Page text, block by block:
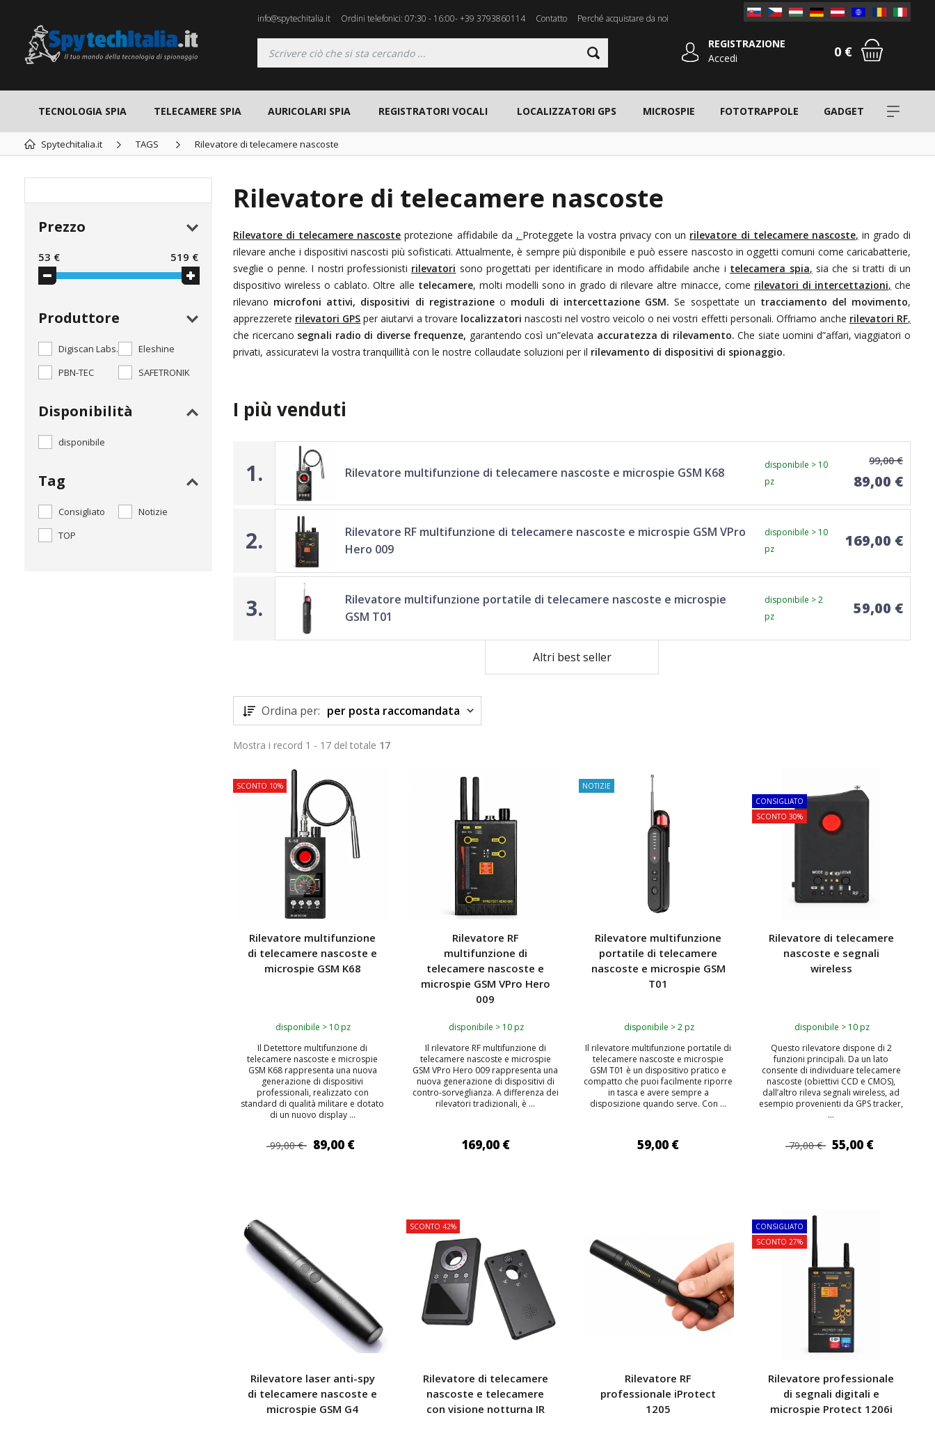
info@spytechitalia.it Ordini telefonici: 07:30 - 16:00- +39 3793860114 Contatto Perché acquistare da noi
REGISTRAZIONE
Accedi
0 €
TECNOLOGIA SPIA TELECAMERE SPIA AURICOLARI SPIA REGISTRATORI VOCALI LOCALIZZATORI GPS MICROSPIE FOTOTRAPPOLE GADGET
Spytechitalia.it TAGS Rilevatore di telecamere nascoste
Rilevatore di telecamere nascoste
Rilevatore di telecamere nascoste protezione affidabile da . Proteggete la vostra privacy con un rilevatore di telecamere nascoste, in grado di
rilevare anche i dispositivi nascosti più sofisticati. Attualmente,è sempre più disponibile e può essere nascosto in oggetti comuni come caricabatterie,
sveglie o penne. I nostri professionisti rilevatori sono progettati per identificare in modo affidabile anche i telecamera spia, sia che si tratti di un
dispositivo wireless o cablato. Oltre alle telecamere, molti modelli sono in grado di rilevare altre minacce, come rilevatori di intercettazioni, che
rilevano microfoni attivi, dispositivi di registrazioneo moduli di intercettazione GSM.Se sospettate un tracciamento del movimento,
apprezzerete rilevatori GPS per aiutarvi a trovare localizzatori nascosti nel vostro veicolo o nei vostri effetti personali. Offriamo anche rilevatori RF,
che ricercano segnali radio di diverse frequenze, garantendo così un”elevata accuratezza di rilevamento. Che siate uomini d”affari, viaggiatori o
privati, assicuratevi la vostra tranquillità con le nostre collaudate soluzioni per il rilevamento di dispositivi di spionaggio.
I più venduti
1. Rilevatore multifunzione di telecamere nascoste e microspie GSM K68
disponibile > 10
pz
99,00 €
89,00 €
2.
Rilevatore RF multifunzione di telecamere nascoste e microspie GSM VPro
Hero 009
disponibile > 10
pz
169,00 €
3.
Rilevatore multifunzione portatile di telecamere nascoste e microspie
GSM T01
disponibile > 2
pz
59,00 €
Altri best seller
Ordina per: per posta raccomandata
Mostra i record 1 - 17 del totale 17
SCONTO 10%
Rilevatore multifunzione
di telecamere nascoste e
microspie GSM K68
disponibile > 10 pz
Il Detettore multifunzione di
telecamere nascoste e microspie
GSM K68 rappresenta una nuova
generazione di dispositivi
professionali, realizzato con
standard di qualità militare e dotato
di un nuovo display ...
99,00 € 89,00 €
Rilevatore RF
multifunzione di
telecamere nascoste e
microspie GSM VPro Hero
009
disponibile > 10 pz
Il rilevatore RF multifunzione di
telecamere nascoste e microspie
GSM VPro Hero 009 rappresenta una
nuova generazione di dispositivi di
contro-sorveglianza. A differenza dei
rilevatori tradizionali, è ...
169,00 €
NOTIZIE
Rilevatore multifunzione
portatile di telecamere
nascoste e microspie GSM
T01
disponibile > 2 pz
Il rilevatore multifunzione portatile di
telecamere nascoste e microspie
GSM T01 è un dispositivo pratico e
compatto che puoi facilmente riporre
in tasca e avere sempre a
disposizione quando serve. Con ...
59,00 €
CONSIGLIATO
SCONTO 30%
Rilevatore di telecamere
nascoste e segnali
wireless
disponibile > 10 pz
Questo rilevatore dispone di 2
funzioni principali. Da un lato
consente di individuare telecamere
nascoste (obiettivi CCD e CMOS),
dall’altro rileva segnali wireless, ad
esempio provenienti da GPS tracker,
...
79,00 € 55,00 €
TOP
Rilevatore laser anti-spy
di telecamere nascoste e
microspie GSM G4
SCONTO 42%
Rilevatore di telecamere
nascoste e telecamere
con visione notturna IR
Rilevatore RF
professionale iProtect
1205
CONSIGLIATO
SCONTO 27%
Rilevatore professionale
di segnali digitali e
microspie Protect 1206i
Prezzo
53 € 519 €
Produttore
Digiscan Labs.
Eleshine
PBN-TEC
SAFETRONIK
Disponibilità
disponibile
Tag
Consigliato
Notizie
TOP